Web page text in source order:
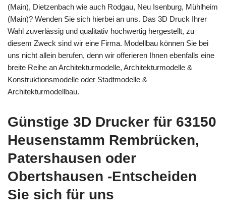
(Main), Dietzenbach wie auch Rodgau, Neu Isenburg, Mühlheim
(Main)? Wenden Sie sich hierbei an uns. Das 3D Druck Ihrer
Wahl zuverlässig und qualitativ hochwertig hergestellt, zu
diesem Zweck sind wir eine Firma. Modellbau können Sie bei
uns nicht allein berufen, denn wir offerieren Ihnen ebenfalls eine
breite Reihe an Architekturmodelle, Architekturmodelle &
Konstruktionsmodelle oder Stadtmodelle &
Architekturmodellbau.
Günstige 3D Drucker für 63150
Heusenstamm Rembrücken,
Patershausen oder
Obertshausen -Entscheiden
Sie sich für uns